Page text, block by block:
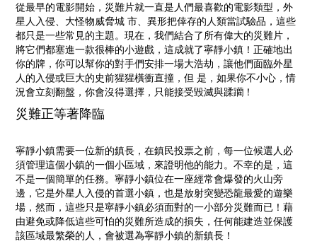
從最早的電影開始，災難片就一直是人們最喜歡的電影類型，外
星人入侵、大怪物威脅城 市、異形把倖存的人類當試驗品，這些
都只是一些常見的主題。現在，我們結合了所有偉大的災難片，
將它們都塞進一款很棒的小遊戲，這成就了寧靜小鎮！正確地出
你的牌，你可以幫你的對手們安排一場大浩劫，讓他們面臨外星
人的入侵或巨大的史前猩猩橫衝直撞，但 是，如果你不小心，情
況會立刻翻盤，你會沒得選擇，只能接受毀滅與蹂躪！
災難正等著降臨
寧靜小鎮需要一位新的鎮長，在鎮民投票之前，每一位候選人必
須管理這個小鎮的一個小區域，來證明他的能力。不幸的是，這
不是一個簡單的任務。寧靜小鎮位在一座經常會爆發的火山旁
邊，它是外星人入侵的首選小鎮，也是放射突變恐龍最愛的遊樂
場，然而，這些只是寧靜小鎮必須面對的一小部分災難而已！藉
由避免或降低這些可怕的災難所造成的損失，任何能建造並保護
該區域最繁榮的人，會被選為寧靜小鎮的新鎮長！